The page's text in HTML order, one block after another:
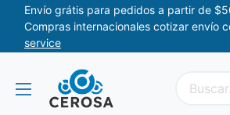
Envío grátis para pedidos a partir de
Compras internacionales cotizar envío
service